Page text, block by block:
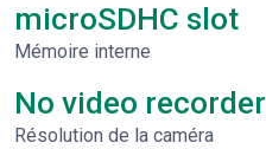
microSDHC slot
Mémoire interne
No video recorder
Résolution de la caméra